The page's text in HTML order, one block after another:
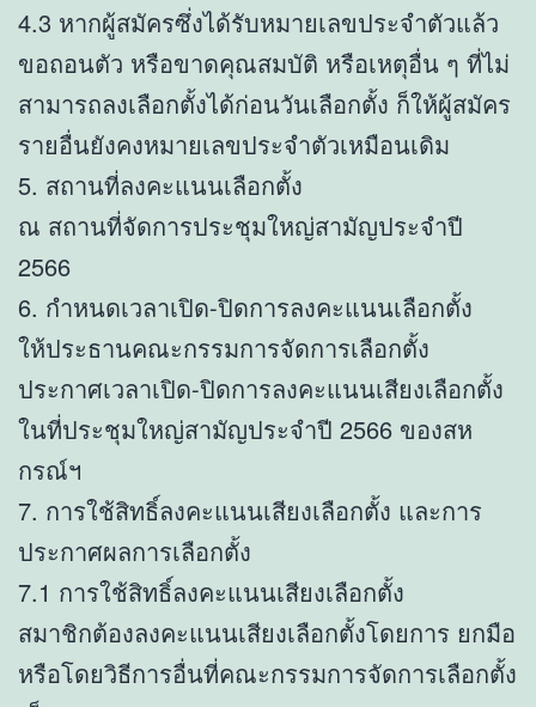
4.3 หากผู้สมัครซึ่งได้รับหมายเลขประจำตัวแล้ว
ขอถอนตัว หรือขาดคุณสมบัติ หรือเหตุอื่น ๆ ที่ไม่
สามารถลงเลือกตั้งได้ก่อนวันเลือกตั้ง ก็ให้ผู้สมัคร
รายอื่นยังคงหมายเลขประจำตัวเหมือนเดิม
5. สถานที่ลงคะแนนเลือกตั้ง
ณ สถานที่จัดการประชุมใหญ่สามัญประจำปี
2566
6. กำหนดเวลาเปิด-ปิดการลงคะแนนเลือกตั้ง
ให้ประธานคณะกรรมการจัดการเลือกตั้ง
ประกาศเวลาเปิด-ปิดการลงคะแนนเสียงเลือกตั้ง
ในที่ประชุมใหญ่สามัญประจำปี 2566 ของสห
กรณ์ฯ
7. การใช้สิทธิ์ลงคะแนนเสียงเลือกตั้ง และการ
ประกาศผลการเลือกตั้ง
7.1 การใช้สิทธิ์ลงคะแนนเสียงเลือกตั้ง
สมาชิกต้องลงคะแนนเสียงเลือกตั้งโดยการ ยกมือ
หรือโดยวิธีการอื่นที่คณะกรรมการจัดการเลือกตั้ง